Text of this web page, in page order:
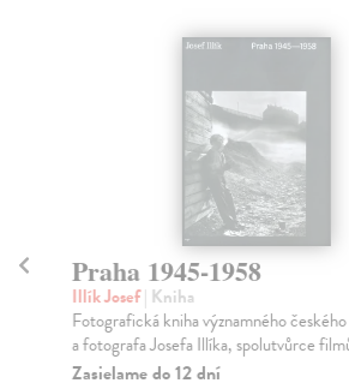
Praha 1945-1958
Illík Josef| Kniha
Fotografická kniha významného
a fotografa Josefa Illíka, spolutvůrce
Zasielame do 12 dní